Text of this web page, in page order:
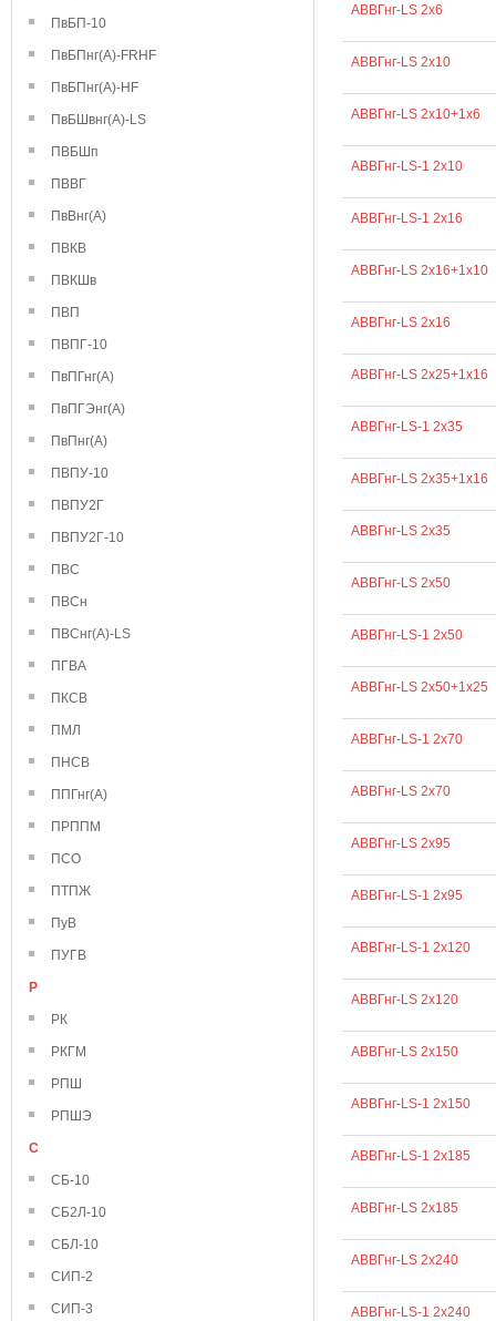
ПвБП-10
ПвБПнг(А)-FRHF
ПвБПнг(А)-HF
ПвБШвнг(А)-LS
ПВБШп
ПВВГ
ПвВнг(А)
ПВКВ
ПВКШв
ПВП
ПВПГ-10
ПвПГнг(А)
ПвПГЭнг(А)
ПвПнг(А)
ПВПУ-10
ПВПУ2Г
ПВПУ2Г-10
ПВС
ПВСн
ПВСнг(А)-LS
ПГВА
ПКСВ
ПМЛ
ПНСВ
ППГнг(А)
ПРППМ
ПСО
ПТПЖ
ПуВ
ПУГВ
Р
РК
РКГМ
РПШ
РПШЭ
С
СБ-10
СБ2Л-10
СБЛ-10
СИП-2
СИП-3
АВВГнг-LS 2х6
АВВГнг-LS 2х10
АВВГнг-LS 2х10+1х6
АВВГнг-LS-1 2х10
АВВГнг-LS-1 2х16
АВВГнг-LS 2х16+1х10
АВВГнг-LS 2х16
АВВГнг-LS 2х25+1х16
АВВГнг-LS-1 2х35
АВВГнг-LS 2х35+1х16
АВВГнг-LS 2х35
АВВГнг-LS 2х50
АВВГнг-LS-1 2х50
АВВГнг-LS 2х50+1х25
АВВГнг-LS-1 2х70
АВВГнг-LS 2х70
АВВГнг-LS 2х95
АВВГнг-LS-1 2х95
АВВГнг-LS-1 2х120
АВВГнг-LS 2х120
АВВГнг-LS 2х150
АВВГнг-LS-1 2х150
АВВГнг-LS-1 2х185
АВВГнг-LS 2х185
АВВГнг-LS 2х240
АВВГнг-LS-1 2х240